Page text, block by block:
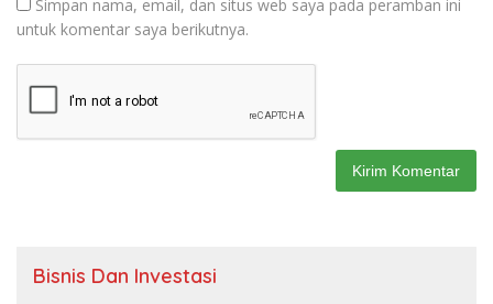
Simpan nama, email, dan situs web saya pada peramban ini
untuk komentar saya berikutnya.
Bisnis Dan Investasi